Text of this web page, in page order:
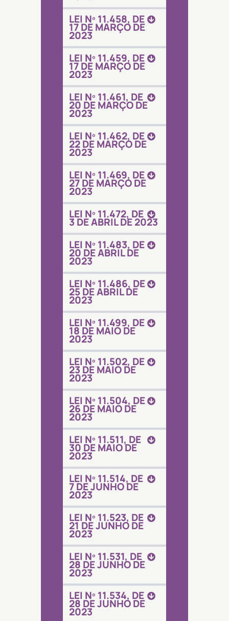
LEI Nº 11.458, DE
17 DE MARÇO DE
2023
LEI Nº 11.459, DE
17 DE MARÇO DE
2023
LEI Nº 11.461, DE
20 DE MARÇO DE
2023
LEI Nº 11.462, DE
22 DE MARÇO DE
2023
LEI Nº 11.469, DE
27 DE MARÇO DE
2023
LEI Nº 11.472, DE
3 DE ABRIL DE 2023
LEI Nº 11.483, DE
20 DE ABRIL DE
2023
LEI Nº 11.486, DE
25 DE ABRIL DE
2023
LEI Nº 11.499, DE
18 DE MAIO DE
2023
LEI Nº 11.502, DE
23 DE MAIO DE
2023
LEI Nº 11.504, DE
26 DE MAIO DE
2023
LEI Nº 11.511, DE
30 DE MAIO DE
2023
LEI Nº 11.514, DE
7 DE JUNHO DE
2023
LEI Nº 11.523, DE
21 DE JUNHO DE
2023
LEI Nº 11.531, DE
28 DE JUNHO DE
2023
LEI Nº 11.534, DE
28 DE JUNHO DE
2023